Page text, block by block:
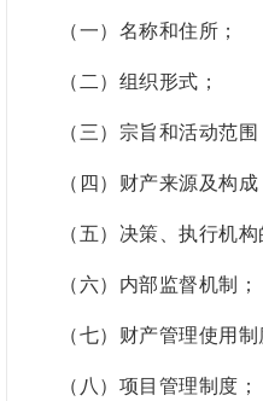
（一）名称和住所；
（二）组织形式；
（三）宗旨和活动范围
（四）财产来源及构成
（五）决策、执行机
（六）内部监督机制；
（七）财产管理使用制
（八）项目管理制度；